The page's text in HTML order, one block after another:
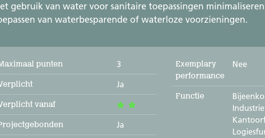
gebruik van water voor sanitaire toepassingen
van waterbesparende of waterloze voorzieningen.
punten 3
Ja
vanaf
Ja
Exemplary
performance
Nee
Functie